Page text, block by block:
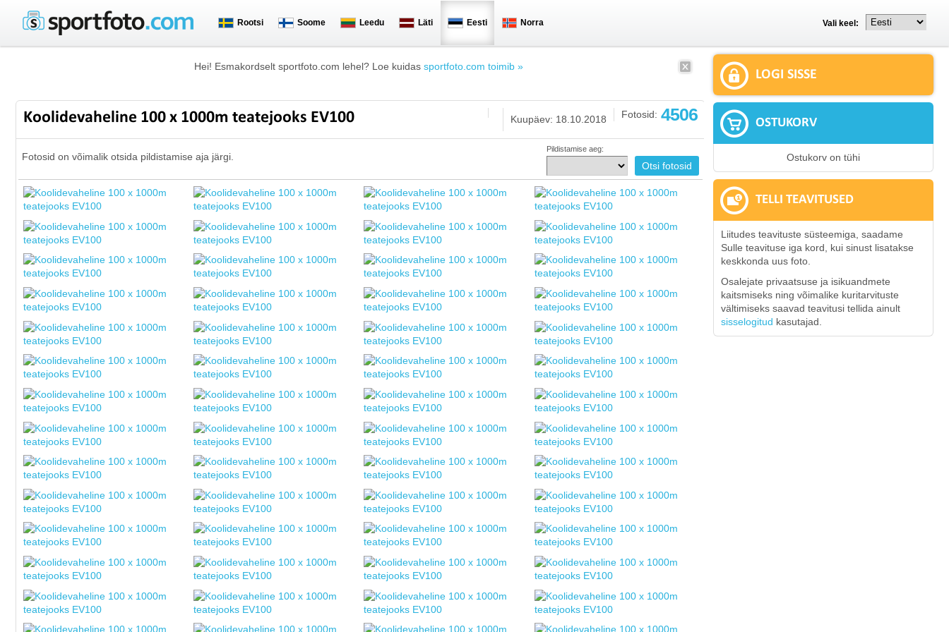
Rootsi Soome Leedu Läti Eesti Norra Vali keel:
Hei! Esmakordselt sportfoto.com lehel? Loe kuidas sportfoto.com toimib »
Koolidevaheline 100 x 1000m teatejooks EV100 Fotosid: 4506
Kuupäev: 18.10.2018
Fotosid on võimalik otsida pildistamise aja järgi.
Pildistamise aeg:
LOGI SISSE
OSTUKORV
Ostukorv on tühi
TELLI TEAVITUSED
Liitudes teavituste süsteemiga, saadame
Sulle teavituse iga kord, kui sinust lisatakse
keskkonda uus foto.
Osalejate privaatsuse ja isikuandmete
kaitsmiseks ning võimalike kuritarvituste
vältimiseks saavad teavitusi tellida ainult
sisselogitud kasutajad.